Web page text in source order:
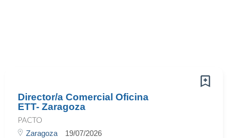
Director/a Comercial Oficina
ETT- Zaragoza
PACTO
Zaragoza 19/07/2026